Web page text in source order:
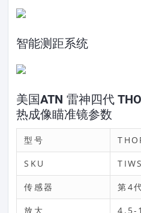
智能测距系统
美国ATN 雷神四代
热成像瞄准镜参数
型号
SKU
传感器 第4
放大 4.5-